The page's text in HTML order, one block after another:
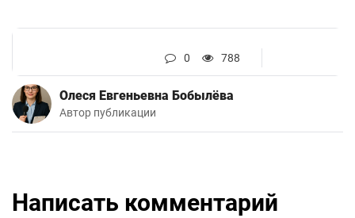
0 788
Олеся Евгеньевна Бобылёва
Автор публикации
Написать комментарий